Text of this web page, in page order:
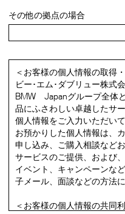
その他の拠点の場合
＜お客様の個人情報の取得
ビー･エム･ダブリュー株式
BMW Japanグループ全体
品にふさわしい卓越したサ
個人情報をご入力いただいて
お預かりした個人情報は、
申し込み、ご購入相談など
サービスのご提供、および
イベント、キャンペーンな
子メール、面談などの方法
＜お客様の個人情報の共同